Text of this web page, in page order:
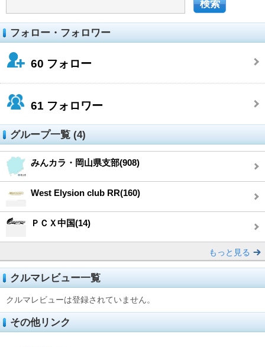
フォロー・フォロワー
60 フォロー
61 フォロワー
グループ一覧 (4)
みんカラ・岡山県支部(908)
West Elysion club RR(160)
ＰＣＸ中国(14)
もっと見る
クルマレビュー一覧
クルマレビューは登録されていません。
その他リンク